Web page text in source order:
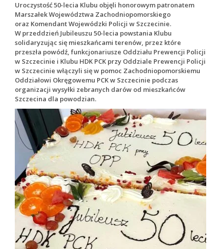
Uroczystość 50-lecia Klubu objęli honorowym patronatem
Marszałek Województwa Zachodniopomorskiego
oraz Komendant Wojewódzki Policji w Szczecinie.
W przeddzień Jubileuszu 50-lecia powstania Klubu
solidaryzując się mieszkańcami terenów, przez które
przeszła powódź, funkcjonariusze Oddziału Prewencji Policji
w Szczecinie i Klubu HDK PCK przy Oddziale Prewencji Policji
w Szczecinie włączyli się w pomoc Zachodniopomorskiemu
Oddziałowi Okręgowemu PCK w Szczecinie podczas
organizacji wysyłki zebranych darów od mieszkańców
Szczecina dla powodzian.